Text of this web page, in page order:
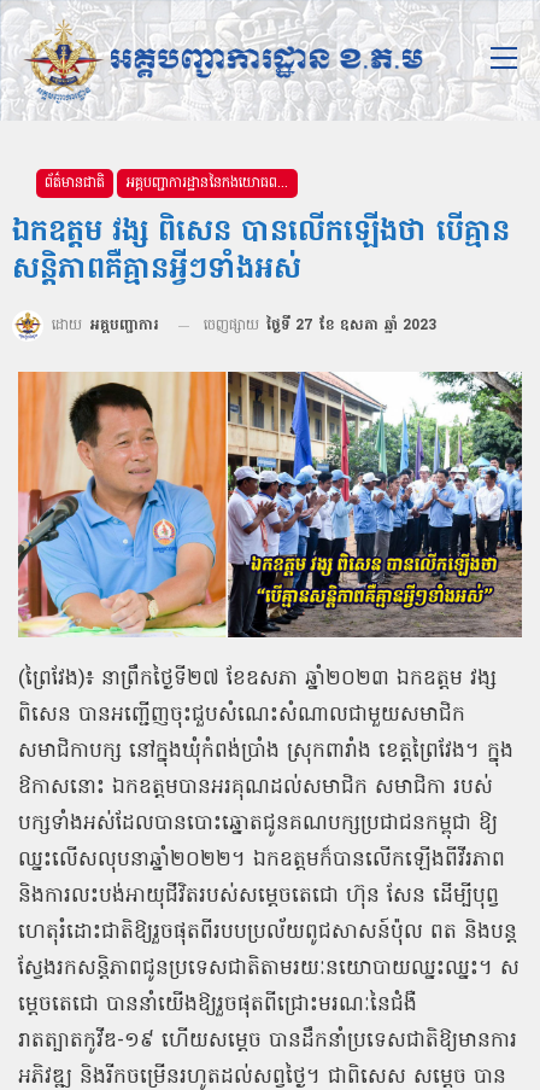
ព័ត៌មានជាតិ អគ្គបញ្ជាការដ្ឋាននៃកងយោធពលខេមរភូមិន្ទ
ឯកឧត្តម វង្ស ពិសេន បានលើកឡើងថា បើគ្មាន
សន្តិភាពគឺគ្មានអ្វីៗទាំងអស់
ដោយ អគ្គបញ្ជាការ ចេញផ្សាយ ថ្ងៃទី 27 ខែ ឧសភា ឆ្នាំ 2023
(ព្រៃវែង)៖ នាព្រឹកថ្ងៃទី២៧ ខែឧសភា ឆ្នាំ២០២៣ ឯកឧត្តម វង្ស
ពិសេន បានអញ្ជើញចុះជួបសំណេះសំណាលជាមួយសមាជិក
សមាជិកាបក្ស នៅក្នុងឃុំកំពង់ប្រាំង ស្រុកពារាំង ខេត្តព្រៃវែង។ ក្នុង
ឱកាសនោះ ឯកឧត្តមបានអរគុណដល់សមាជិក សមាជិកា របស់
បក្សទាំងអស់ដែលបានបោះឆ្នោតជូនគណបក្សប្រជាជនកម្ពុជា ឱ្យ
ឈ្នះលើសលុបនាឆ្នាំ២០២២។ ឯកឧត្តមក៏បានលើកឡើងពីវីរភាព
និងការលះបង់អាយុជីវិតរបស់សម្តេចតេជោ ហ៊ុន សែន ដើម្បីបុព្វ
ហេតុរំដោះជាតិឱ្យរួចផុតពីរបបប្រល័យពូជសាសន៍ប៉ុល ពត និងបន្ត
ស្វែងរកសន្តិភាពជូនប្រទេសជាតិតាមរយៈនយោបាយឈ្នះឈ្នះ។ ស
ម្តេចតេជោ បាននាំយើងឱ្យរួចផុតពីជ្រោះមរណៈនៃជំងឺ
រាតត្បាតកូវីឌ-១៩ ហើយសម្តេច បានដឹកនាំប្រទេសជាតិឱ្យមានការ
អភិវឌ្ឍ និងរីកចម្រើនរហូតដល់សព្វថ្ងៃ។ ជាពិសេស សម្តេច បាន